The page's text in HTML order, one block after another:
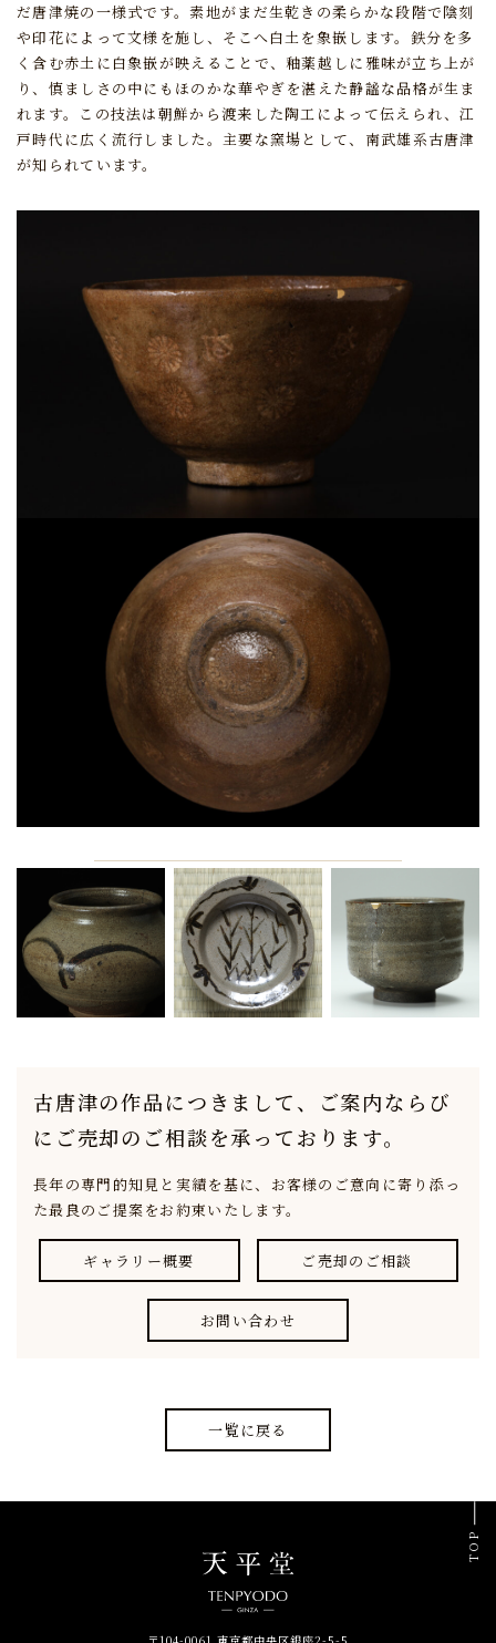
だ唐津焼の一様式です。素地がまだ生乾きの柔らかな段階で陰刻
や印花によって文様を施し、そこへ白土を象嵌します。 鉄分を多
く含む赤土に白象嵌が映えることで、釉薬越しに雅味が立ち上が
り、 慎ましさの中にもほのかな華やぎを湛えた静謐な品格が生ま
れます。 この技法は朝鮮から渡来した陶工によって伝えられ、江
戸時代に広く流行しました。 主要な窯場として、南武雄系古唐津
が知られています。
古唐津の作品につきまして、
ご案内ならび
にご売却のご相談を承っております。
長年の専門的知見と実績を基に、 お客様のご意向に寄り添っ
た最良のご提案をお約束いたします。
ギャラリー概要 ご売却のご相談
お問い合わせ
一覧に戻る
TOP